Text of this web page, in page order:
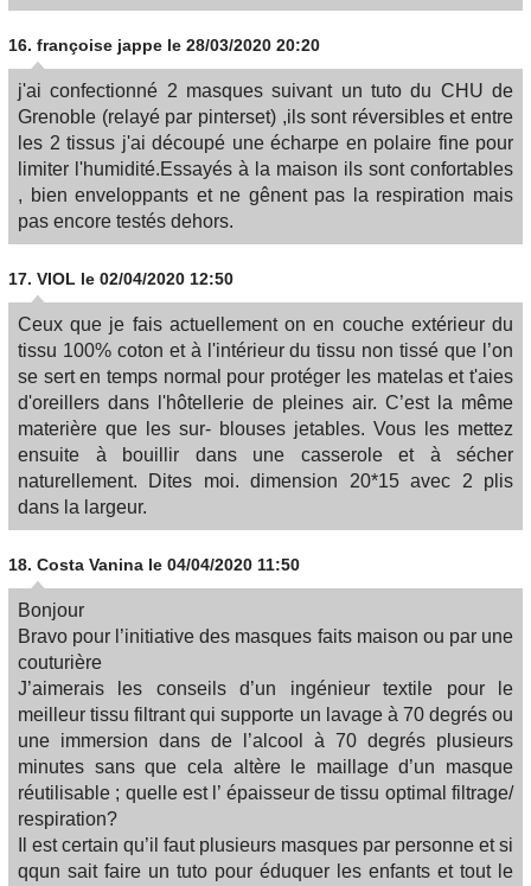
16. françoise jappe le 28/03/2020 20:20
j'ai confectionné 2 masques suivant un tuto du CHU de
Grenoble (relayé par pinterset) ,ils sont réversibles et entre
les 2 tissus j'ai découpé une écharpe en polaire fine pour
limiter l'humidité.Essayés à la maison ils sont confortables
, bien enveloppants et ne gênent pas la respiration mais
pas encore testés dehors.
17. VIOL le 02/04/2020 12:50
Ceux que je fais actuellement on en couche extérieur du
tissu 100% coton et à l'intérieur du tissu non tissé que l’on
se sert en temps normal pour protéger les matelas et t'aies
d'oreillers dans l'hôtellerie de pleines air. C’est la même
materière que les sur- blouses jetables. Vous les mettez
ensuite à bouillir dans une casserole et à sécher
naturellement. Dites moi. dimension 20*15 avec 2 plis
dans la largeur.
18. Costa Vanina le 04/04/2020 11:50
Bonjour
Bravo pour l’initiative des masques faits maison ou par une
couturière
J’aimerais les conseils d’un ingénieur textile pour le
meilleur tissu filtrant qui supporte un lavage à 70 degrés ou
une immersion dans de l’alcool à 70 degrés plusieurs
minutes sans que cela altère le maillage d’un masque
réutilisable ; quelle est l’ épaisseur de tissu optimal filtrage/
respiration?
Il est certain qu’il faut plusieurs masques par personne et si
qqun sait faire un tuto pour éduquer les enfants et tout le